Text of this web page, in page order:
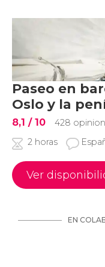
Paseo en
Oslo y la
8,1 / 10
428
2 horas
Ver
EN